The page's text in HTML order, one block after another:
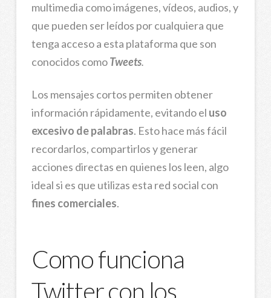
multimedia como imágenes, vídeos, audios, y
que pueden ser leídos por cualquiera que
tenga acceso a esta plataforma que son
conocidos comoTweets.
Los mensajes cortos permiten obtener
información rápidamente, evitando el uso
excesivo de palabras. Esto hace más fácil
recordarlos, compartirlos y generar
acciones directas en quienes los leen, algo
ideal si es que utilizas esta red social con
fines comerciales.
Como funciona
Twitter con los